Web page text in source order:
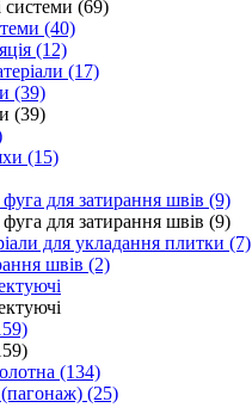
системи (69)
(40)
(12)
(17)
(39)
(39)
(15)
для затирання швів (9)
для затирання швів (9)
для укладання плитки (7)
швів (2)
(134)
(25)